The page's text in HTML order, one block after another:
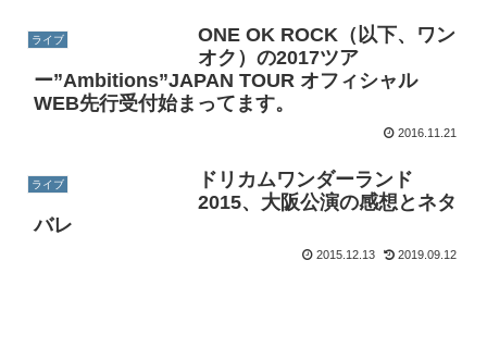
ライブ
ONE OK ROCK（以下、ワン
オク）の2017ツア
ー”Ambitions”JAPAN TOUR オフィシャル
WEB先行受付始まってます。
2016.11.21
ライブ
ドリカムワンダーランド
2015、大阪公演の感想とネタ
バレ
2015.12.13 2019.09.12